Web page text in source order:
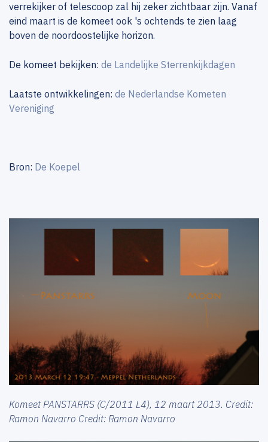
verrekijker of telescoop zal hij zeker zichtbaar zijn. Vanaf
eind maart is de komeet ook 's ochtends te zien laag
boven de noordoostelijke horizon.
De komeet bekijken: de Landelijke Sterrenkijkdagen
Laatste ontwikkelingen: de Nederlandse Kometen
Vereniging
Bron: De Koepel
Komeet PANSTARRS (C/2011 L4), 12 maart 2013. Credit:
Ramon Navarro Credit: Ramon Navarro